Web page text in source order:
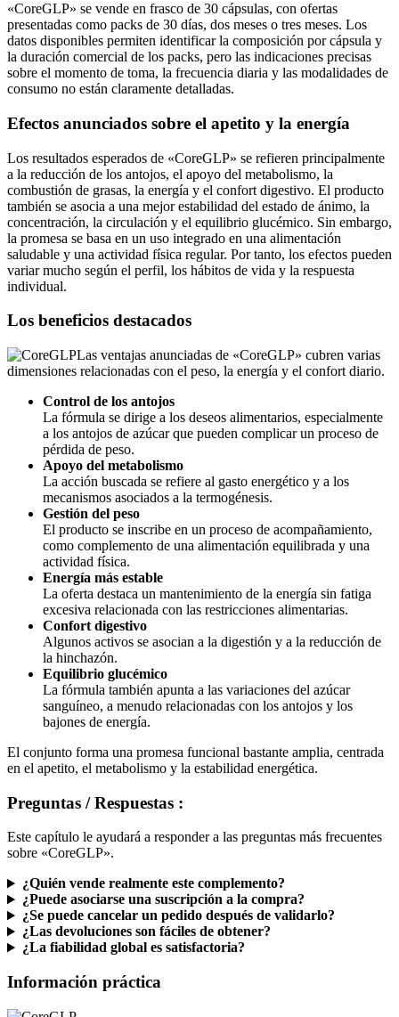
«CoreGLP» se vende en frasco de 30 cápsulas, con ofertas
presentadas como packs de 30 días, dos meses o tres meses. Los
datos disponibles permiten identificar la composición por cápsula y
la duración comercial de los packs, pero las indicaciones precisas
sobre el momento de toma, la frecuencia diaria y las modalidades de
consumo no están claramente detalladas.
Efectos anunciados sobre el apetito y la energía
Los resultados esperados de «CoreGLP» se refieren principalmente
a la reducción de los antojos, el apoyo del metabolismo, la
combustión de grasas, la energía y el confort digestivo. El producto
también se asocia a una mejor estabilidad del estado de ánimo, la
concentración, la circulación y el equilibrio glucémico. Sin embargo,
la promesa se basa en un uso integrado en una alimentación
saludable y una actividad física regular. Por tanto, los efectos pueden
variar mucho según el perfil, los hábitos de vida y la respuesta
individual.
Los beneficios destacados
Las ventajas anunciadas de «CoreGLP» cubren varias
dimensiones relacionadas con el peso, la energía y el confort diario.
Control de los antojos
La fórmula se dirige a los deseos alimentarios, especialmente
a los antojos de azúcar que pueden complicar un proceso de
pérdida de peso.
Apoyo del metabolismo
La acción buscada se refiere al gasto energético y a los
mecanismos asociados a la termogénesis.
Gestión del peso
El producto se inscribe en un proceso de acompañamiento,
como complemento de una alimentación equilibrada y una
actividad física.
Energía más estable
La oferta destaca un mantenimiento de la energía sin fatiga
excesiva relacionada con las restricciones alimentarias.
Confort digestivo
Algunos activos se asocian a la digestión y a la reducción de
la hinchazón.
Equilibrio glucémico
La fórmula también apunta a las variaciones del azúcar
sanguíneo, a menudo relacionadas con los antojos y los
bajones de energía.
El conjunto forma una promesa funcional bastante amplia, centrada
en el apetito, el metabolismo y la estabilidad energética.
Preguntas / Respuestas :
Este capítulo le ayudará a responder a las preguntas más frecuentes
sobre «CoreGLP».
¿Quién vende realmente este complemento?
¿Puede asociarse una suscripción a la compra?
¿Se puede cancelar un pedido después de validarlo?
¿Las devoluciones son fáciles de obtener?
¿La fiabilidad global es satisfactoria?
Información práctica